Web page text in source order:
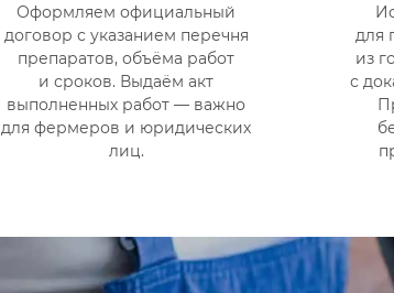
Оформляем официальный
договор с указанием перечня
препаратов, объёма работ
и сроков. Выдаём акт
выполненных работ — важно
для фермеров и юридических
лиц.
для
из
с